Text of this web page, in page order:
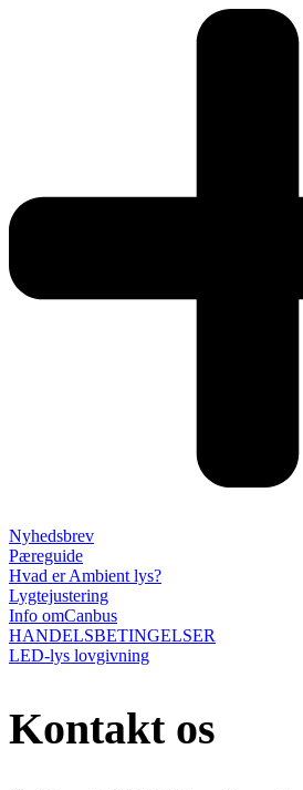
Nyhedsbrev
Pæreguide
Hvad er Ambient lys?
Lygtejustering
Info omCanbus
HANDELSBETINGELSER
LED-lys lovgivning
Kontakt os